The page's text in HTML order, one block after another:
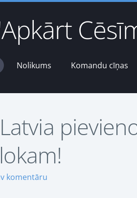
Nolikums Komandu cīņas
komentāru